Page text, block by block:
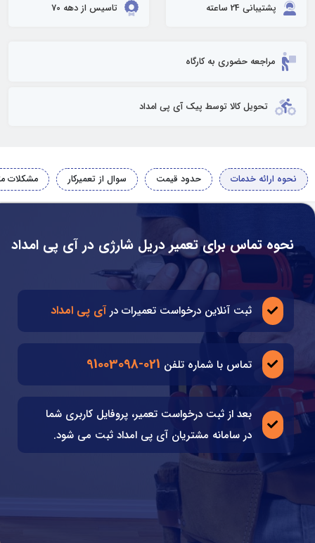
پشتیبانی 24 ساعته تاسیس از دهه 70
مراجعه حضوری به کارگاه
تحویل کالا توسط پیک آی پی امداد
نحوه ارائه خدمات حدود قیمت سوال از تعمیرکار مشکلات
نحوه تماس برای تعمیر دریل شارژی در آی پی امداد
ثبت آنلاین درخواست تعمیرات درآی پی امداد
تماس با شماره تلفن 021-91003098
بعد از ثبت درخواست تعمیر، پروفایل کاربری شما
در سامانه مشتریان آی پی امداد ثبت می شود.